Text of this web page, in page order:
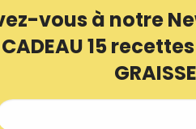
vous à notre
15 recettes